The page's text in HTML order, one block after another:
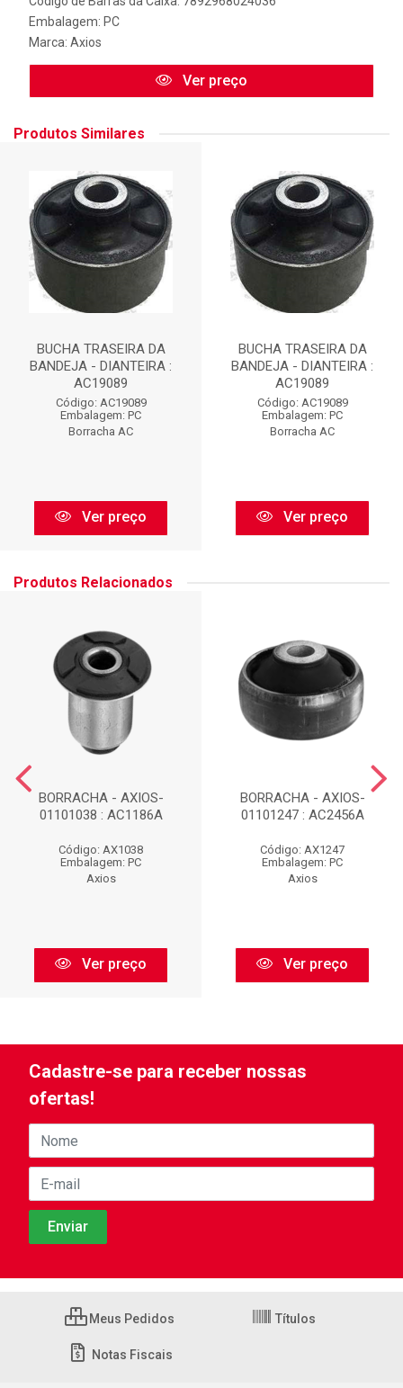
Embalagem: PC
Marca: Axios
Ver preço
Produtos Similares
BUCHA TRASEIRA DA
BANDEJA - DIANTEIRA :
AC19089
Código: AC19089
Embalagem: PC
Borracha AC
Ver preço
BUCHA TRASEIRA DA
BANDEJA - DIANTEIRA :
AC19089
Código: AC19089
Embalagem: PC
Borracha AC
Ver preço
Produtos Relacionados
BORRACHA - AXIOS-
01101038 : AC1186A
Código: AX1038
Embalagem: PC
Axios
Ver preço
BORRACHA - AXIOS-
01101247 : AC2456A
Código: AX1247
Embalagem: PC
Axios
Ver preço
Cadastre-se para receber nossas
ofertas!
Meus Pedidos Títulos
Notas Fiscais